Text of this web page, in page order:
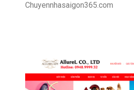
Chuyennhasaigon365.com